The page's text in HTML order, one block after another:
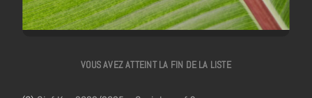
VOUS AVEZ ATTEINT LA FIN DE LA LISTE